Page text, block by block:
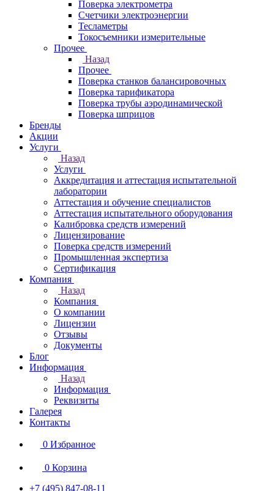
Поверка электрометра
Счетчики электроэнергии
Тесламетры
Токосъемники измерительные
Прочее
Назад
Прочее
Поверка станков балансировочных
Поверка тарификатора
Поверка трубы аэродинамической
Поверка шприцов
Бренды
Акции
Услуги
Назад
Услуги
Аккредитация и аттестация испытательной
лаборатории
Аттестация и обучение специалистов
Аттестация испытательного оборудования
Калибровка средств измерений
Лицензирование
Поверка средств измерений
Промышленная экспертиза
Сертификация
Компания
Назад
Компания
О компании
Лицензии
Отзывы
Документы
Блог
Информация
Назад
Информация
Реквизиты
Галерея
Контакты
0 Избранное
0 Корзина
+7 (495) 847-08-11